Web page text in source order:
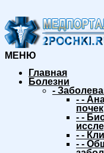
МЕНЮ
Главная
Болезни
-
- -
почек
- -
- -
- -